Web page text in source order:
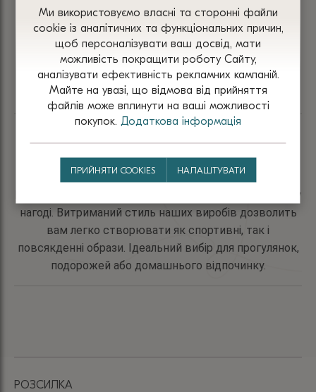
має
кілька
варіантів.
Параметри
можна
вибрати
товар
має
кілька
варіантів.
Параметри
можна
вибрати
на
сторінці
товару
Показано всі 6 товарів
Шукаєте стильний, комфортний та зручний верхній
одяг?
Наші моделі трикотажних в’язаних худі стануть вам у
нагоді. Витриманий стиль наших виробів дозволить
вам легко створювати як спортивні, так і
повсякденні образи. Ідеальний вибір для прогулянок,
подорожей або домашнього відпочинку.
РОЗСИЛКА
Ми використовуємо власні та сторонні файли
сооkіе із аналітичних та функціональних причин,
щоб персоналізувати ваш досвід, мати
можливість покращити роботу Сайту,
аналізувати ефективність рекламних кампаній.
Майте на увазі, що відмова від прийняття
файлів може вплинути на ваші можливості
покупок. Додаткова інформація
ПРИЙНЯТИ COOKIES НАЛАШТУВАТИ